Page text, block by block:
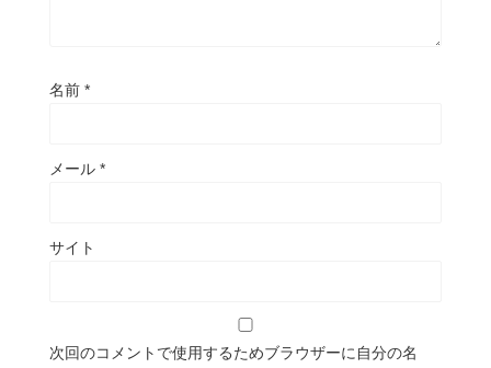
名前 *
メール *
サイト
次回のコメントで使用するためブラウザーに自分の名